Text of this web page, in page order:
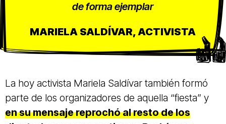
de forma ejemplar
MARIELA SALDÍVAR, ACTIVISTA
La hoy activista Mariela Saldívar también formó
parte de los organizadores de aquella “fiesta” y
en su mensaje reprochó al resto de los